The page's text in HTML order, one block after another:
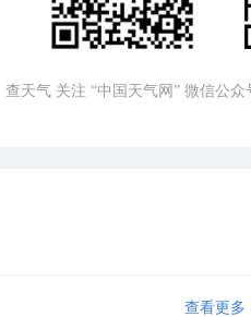
查天气 关注 “中国天气网” 微信公众
查看更多